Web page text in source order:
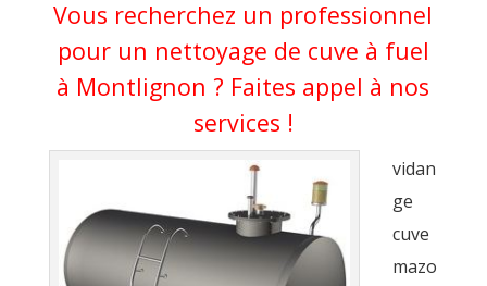
Vous recherchez un professionnel
pour un nettoyage de cuve à fuel
à Montlignon ? Faites appel à nos
services !
vidan
ge
cuve
mazo